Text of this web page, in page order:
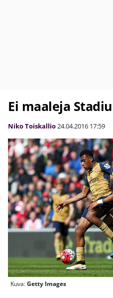
Ei maaleja
Niko Toiskallio24.04.2016 17:59
Kuva:Getty Images